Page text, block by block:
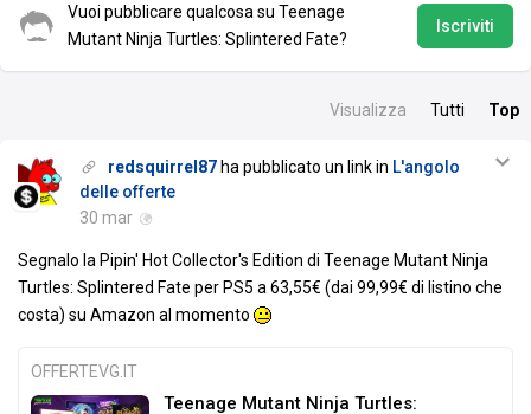
Vuoi pubblicare qualcosa su Teenage
Mutant Ninja Turtles: Splintered Fate?
Iscriviti
Visualizza Tutti Top
redsquirrel87ha pubblicato un link in L'angolo
delle offerte
30 mar
Segnalo la Pipin' Hot Collector's Edition di Teenage Mutant Ninja
Turtles: Splintered Fate per PS5 a 63,55€ (dai 99,99€ di listino che
costa) su Amazon al momento
OFFERTEVG.IT
Teenage Mutant Ninja Turtles: